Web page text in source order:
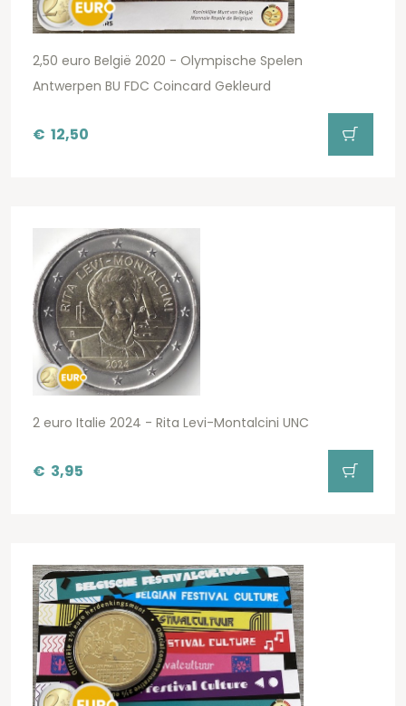
2,50 euro België 2020 - Olympische Spelen
Antwerpen BU FDC Coincard Gekleurd
€ 12,50
2 euro Italie 2024 - Rita Levi-Montalcini UNC
€ 3,95